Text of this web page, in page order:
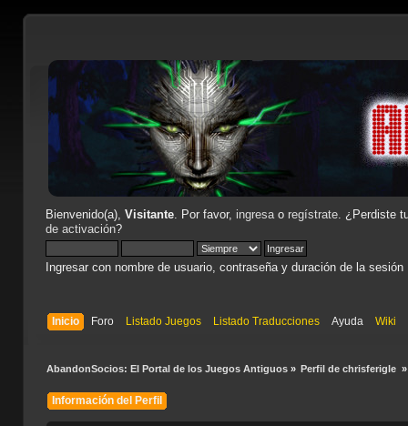
Bienvenido(a), Visitante. Por favor, ingresao regístrate. ¿Perdiste
de activación?
Ingresar con nombre de usuario, contraseña y duración de la sesión
Inicio Foro Listado Juegos Listado Traducciones Ayuda Wiki
AbandonSocios: El Portal de los Juegos Antiguos» Perfil de chrisferigle »
Información del Perfil